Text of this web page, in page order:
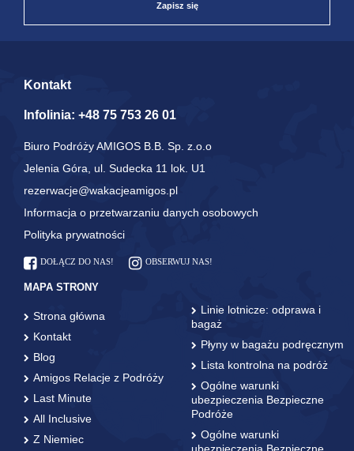
Zapisz się
Kontakt
Infolinia: +48 75 753 26 01
Biuro Podróży AMIGOS B.B. Sp. z.o.o
Jelenia Góra, ul. Sudecka 11 lok. U1
rezerwacje@wakacjeamigos.pl
Informacja o przetwarzaniu danych osobowych
Polityka prywatności
DOŁĄCZ DO NAS! OBSERWUJ NAS!
MAPA STRONY
Strona główna
Kontakt
Blog
Amigos Relacje z Podróży
Last Minute
All Inclusive
Z Niemiec
Linie lotnicze: odprawa i
bagaż
Płyny w bagażu podręcznym
Lista kontrolna na podróż
Ogólne warunki
ubezpieczenia Bezpieczne
Podróże
Ogólne warunki